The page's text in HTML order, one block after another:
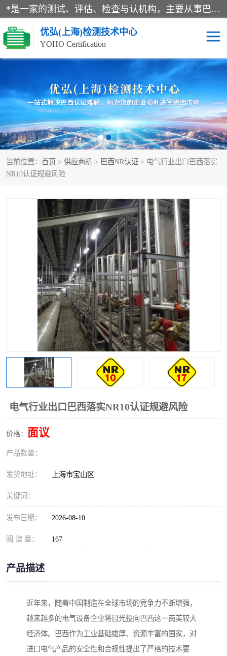
*是一家的测试、评估、检查与认机构，主要从事巴西NR10认证、NR12认证、NR13认证；ANATEL认证、INMTRO认证，欧盟CE认证：MD认证，PED认证，MID认证，ATEX认证，德国蓝色天使认证。
优弘(上海)检测技术中心
YOHO Certification
当前位置： 首页 > 供应商机 > 巴西NR认证 > 电气行业出口巴西落实
NR10认证规避风险
电气行业出口巴西落实NR10认证规避风险
价格： 面议
产品数量：
发货地址： 上海市宝山区
关键词：
发布日期： 2026-08-10
阅 读 量： 167
产品描述
近年来，随着中国制造在全球市场的竞争力不断增强，
越来越多的电气设备企业将目光投向巴西这一南美较大
经济体。巴西作为工业基础雄厚、资源丰富的国家，对
进口电气产品的安全性和合规性提出了严格的技术要
RECYCLASS认证 NR10认证
NR12认证 NR13认证
ART认证 巴西NR认证
巴西认证 RETIE认证